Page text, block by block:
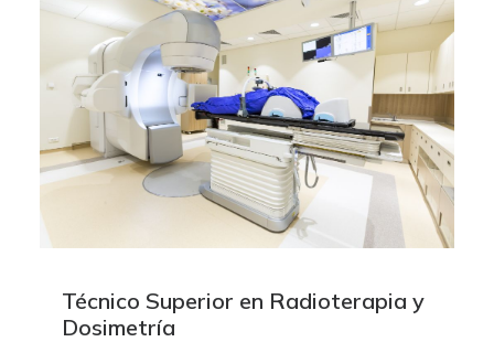
Técnico Superior en Radioterapia y
Dosimetría